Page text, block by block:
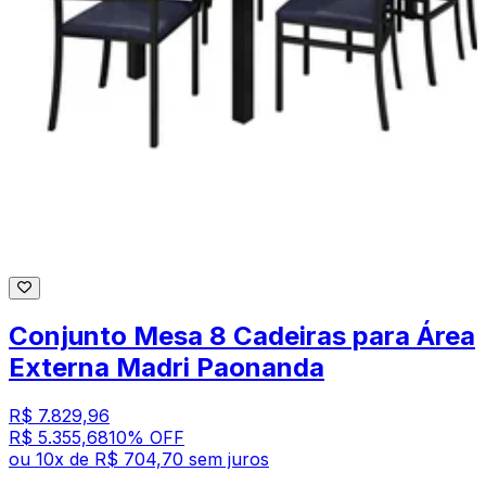
Conjunto Mesa 8 Cadeiras para Área
Externa Madri Paonanda
R$ 7.829,96
R$ 5.355,6810% OFF
ou 10x de R$ 704,70 sem juros